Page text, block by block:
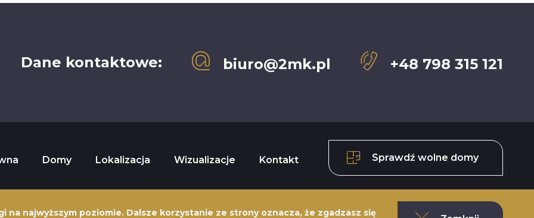
Dane kontaktowe: biuro@2mk.pl +48 798 315 121
Domy Lokalizacja Wizualizacje Kontakt Sprawdź wolne domy
na najwyższym poziomie. Dalsze korzystanie ze strony oznacza, że zgadzasz się